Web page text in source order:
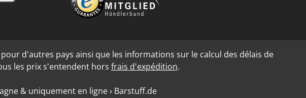
d'autres pays ainsi que les informations sur le calcul des délais de
les prix s'entendent hors frais d'expédition.
& uniquement en ligne › Barstuff.de